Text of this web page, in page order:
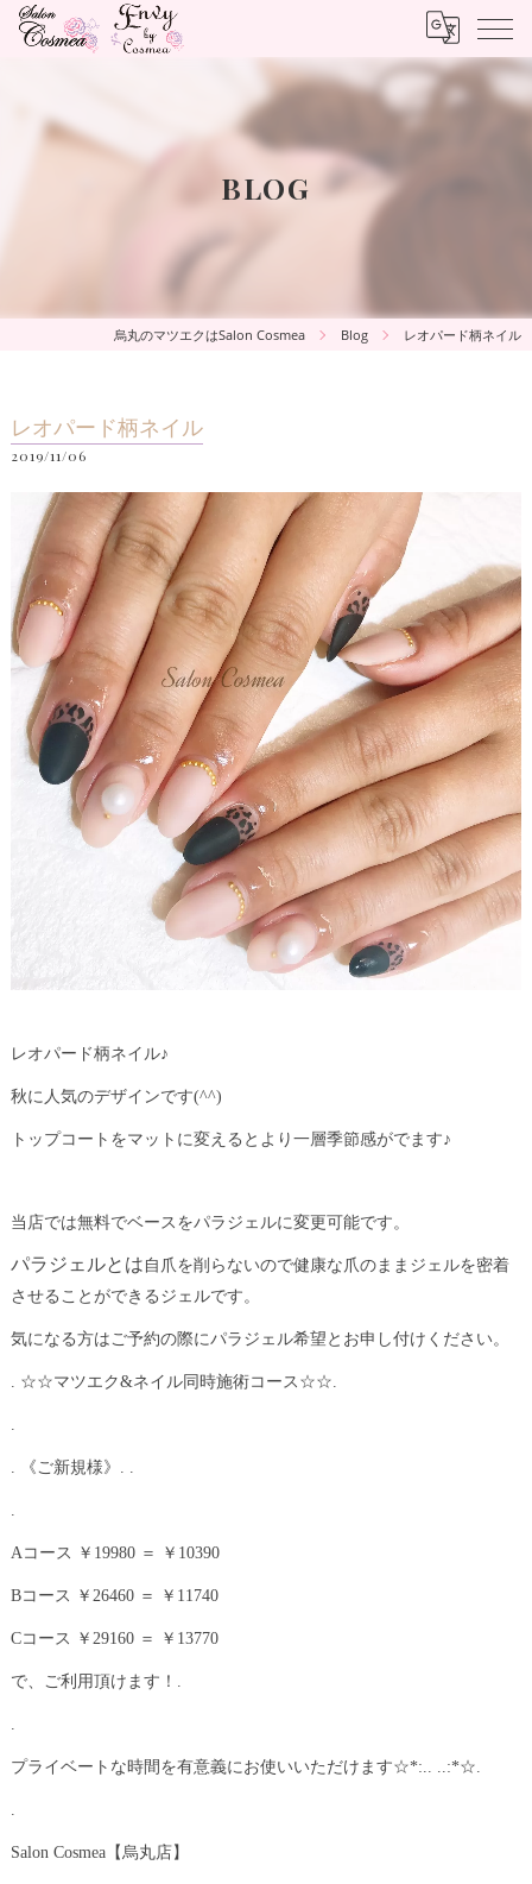
BLOG
烏丸のマツエクはSalon Cosmea Blog レオパード柄ネイル
レオパード柄ネイル
2019/11/06
レオパード柄ネイル♪
秋に人気のデザインです(^^)
トップコートをマットに変えるとより一層季節感がでます♪
当店では無料でベースをパラジェルに変更可能です。
パラジェルとは自爪を削 らないので健康な爪のままジェルを密着
させることができるジェルです。
気になる方はご予約の際にパラジェル希望とお申し付けください。
. ☆☆マツエク&ネイル同時施術コース☆☆.
. 《ご新規様》. .
Aコース ￥19980 ＝ ￥10390
Bコース ￥26460 ＝ ￥11740
Cコース ￥29160 ＝ ￥13770
で、ご利用頂けます！.
プライベートな時間を有意義にお使いいただけます☆*:.. ..:*☆.
Salon Cosmea【烏丸店】